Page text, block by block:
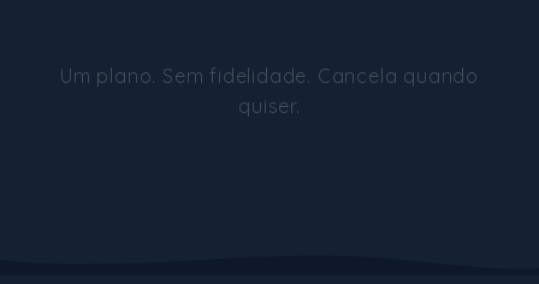
Um plano. Sem fidelidade. Cancela quando
quiser.